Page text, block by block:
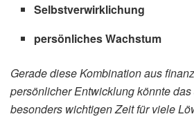
Selbstverwirklichung
persönliches Wachstum
Gerade diese Kombination aus
persönlicher Entwicklung könnte
besonders wichtigen Zeit für viele